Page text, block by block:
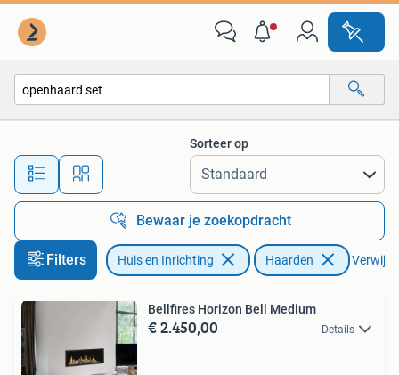
Alle afstanden…
Sorteer op
Bewaar je zoekopdracht
Filters Huis en Inrichting Haarden
Bellfires Horizon Bell Medium
€ 2.450,00 Details